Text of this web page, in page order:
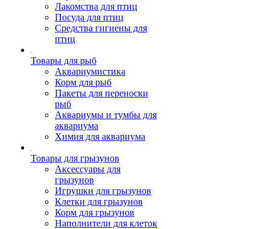
Лакомства для птиц
Посуда для птиц
Средства гигиены для
птиц
Товары для рыб
Аквариумистика
Корм для рыб
Пакеты для переноски
рыб
Аквариумы и тумбы для
аквариума
Химия для аквариума
Товары для грызунов
Аксессуары для
грызунов
Игрушки для грызунов
Клетки для грызунов
Корм для грызунов
Наполнители для клеток